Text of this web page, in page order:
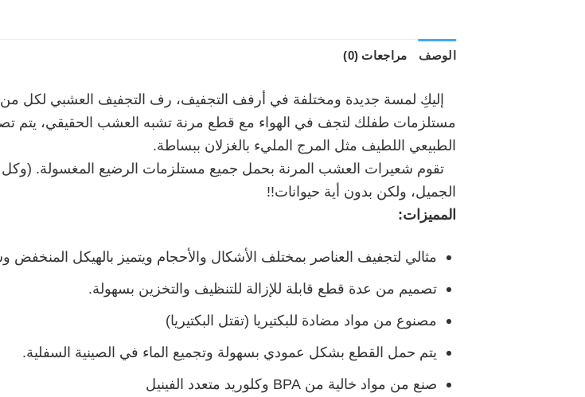
الوصف مراجعات (0)
إليكِ لمسة جديدة ومختلفة في أرفف التجفيف، رف التجفيف العشبي لكل من
مستلزمات طفلك لتجف في الهواء مع قطع مرنة تشبه العشب الحقيقي، يتم
الطبيعي اللطيف مثل المرج المليء بالغزلان ببساطة.
تقوم شعيرات العشب المرنة بحمل جميع مستلزمات الرضيع المغسولة. (وكل
الجميل، ولكن بدون أية حيوانات!!
المميزات:
مثالي لتجفيف العناصر بمختلف الأشكال والأحجام ويتميز بالهيكل
تصميم من عدة قطع قابلة للإزالة للتنظيف والتخزين بسهولة.
مصنوع من مواد مضادة للبكتيريا (تقتل البكتيريا)
يتم حمل القطع بشكل عمودي بسهولة وتجميع الماء في الصينية السفلية.
صنع من مواد خالية من BPA وكلوريد متعدد الفينيل